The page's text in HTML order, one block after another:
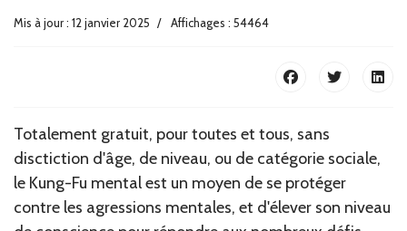
Mis à jour : 12 janvier 2025 Affichages : 54464
Totalement gratuit, pour toutes et tous, sans
disctiction d'âge, de niveau, ou de catégorie sociale,
le Kung-Fu mental est un moyen de se protéger
contre les agressions mentales, et d'élever son niveau